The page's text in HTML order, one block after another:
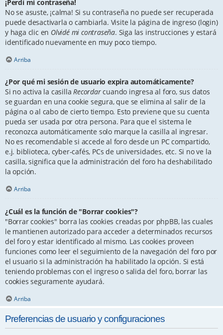
¡Perdí mi contraseña!
No se asuste, ¡calma! Si su contraseña no puede ser recuperada
puede desactivarla o cambiarla. Visite la página de ingreso (login)
y haga clic en Olvidé mi contraseña. Siga las instrucciones y estará
identificado nuevamente en muy poco tiempo.
Arriba
¿Por qué mi sesión de usuario expira automáticamente?
Si no activa la casillaRecordarcuando ingresa al foro, sus datos
se guardan en una cookie segura, que se elimina al salir de la
página o al cabo de cierto tiempo. Esto previene que su cuenta
pueda ser usada por otra persona. Para que el sistema le
reconozca automáticamente solo marque la casilla al ingresar.
No es recomendable si accede al foro desde un PC compartido,
e.j. biblioteca, cyber-cafés, PCs de universidades, etc. Si no ve la
casilla, significa que la administración del foro ha deshabilitado
la opción.
Arriba
¿Cuál es la función de "Borrar cookies"?
"Borrar cookies" borra las cookies creadas por phpBB, las cuales
le mantienen autorizado para acceder a determinados recursos
del foro y estar identificado al mismo. Las cookies proveen
funciones como leer el seguimiento de la navegación del foro por
el usuario si la administración ha habilitado la opción. Si está
teniendo problemas con el ingreso o salida del foro, borrar las
cookies seguramente ayudará.
Arriba
Preferencias de usuario y configuraciones